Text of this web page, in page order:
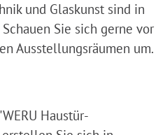
und Glaskunst sind in
Sie sich gerne vor
Ausstellungsräumen um.
Haustür-